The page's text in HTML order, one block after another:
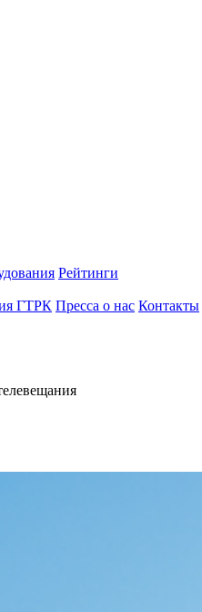
Рейтинги
ГТРК Пресса о нас Контакты